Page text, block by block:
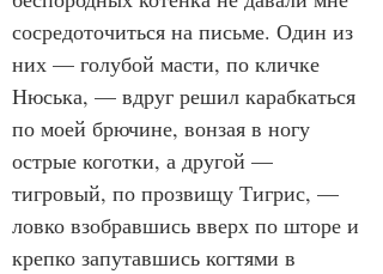
сосредоточиться на письме. Один из
них — голубой масти, по кличке
Нюська, — вдруг решил карабкаться
по моей брючине, вонзая в ногу
острые коготки, а другой —
тигровый, по прозвищу Тигрис, —
ловко взобравшись вверх по шторе и
крепко запутавшись когтями в